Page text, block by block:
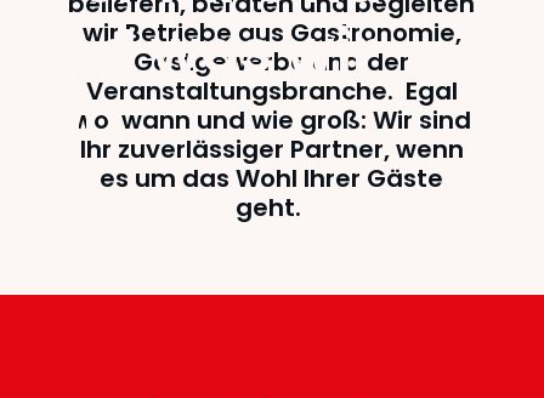
und was wir
tun
wir Betriebe aus Gastronomie,
Gastgewerbe und der
Veranstaltungsbranche. Egal
wo, wann und wie groß: Wir sind
Ihr zuverlässiger Partner, wenn
es um das Wohl Ihrer Gäste
geht.